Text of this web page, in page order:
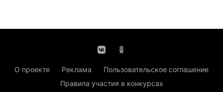
О проекте Реклама
Пользовательское соглашение
Правила участия в конкурсах